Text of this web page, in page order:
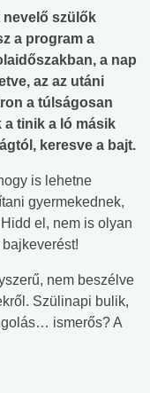
nevelő szülők
a program a
a nap
az az utáni
a túlságosan
tinik a ló másik
keresve a bajt.
is lehetne
gyermekednek,
el, nem is olyan
nem beszélve
Szülinapi bulik,
ismerős? A